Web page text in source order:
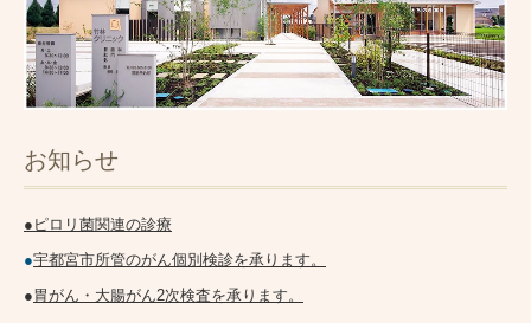
お知らせ
● ピロリ菌関連の診療
●宇都宮市所管のがん個別検診を承ります。
●胃がん・大腸がん2次検査を承ります。